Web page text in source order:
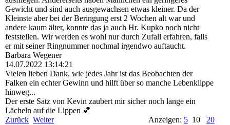
Gewicht und sind auch ausgewachsen etwas kleiner. Da der
Kleinste aber bei der Beringung erst 2 Wochen alt war und
andere kaum älter, konnte das ja auch Hr. Kupko noch nicht
feststellen. Wir werden es wohl nur durch Zufall erfahren, falls
er mit seiner Ringnummer nochmal irgendwo auftaucht.
Barbara Wegener
14.07.2022 13:14:21
Vielen lieben Dank, wie jedes Jahr ist das Beobachten der
Falken ein echter Gewinn und hilft über so manche Lebenklippe
hinweg...
Der erste Satz von Kevin zaubert mir sicher noch lange ein
Lächeln auf die Lippen 💕
Zurück Weiter Anzeigen: 5 10 20